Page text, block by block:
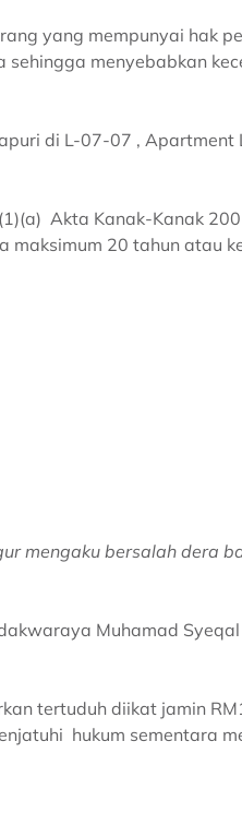
yang mempunyai hak
menyebabkan
di L-07-07 , Apartment
Akta Kanak-Kanak
maksimum 20 tahun atau
mengaku bersalah dera
Muhamad
tertuduh diikat jamin
hukum sementara